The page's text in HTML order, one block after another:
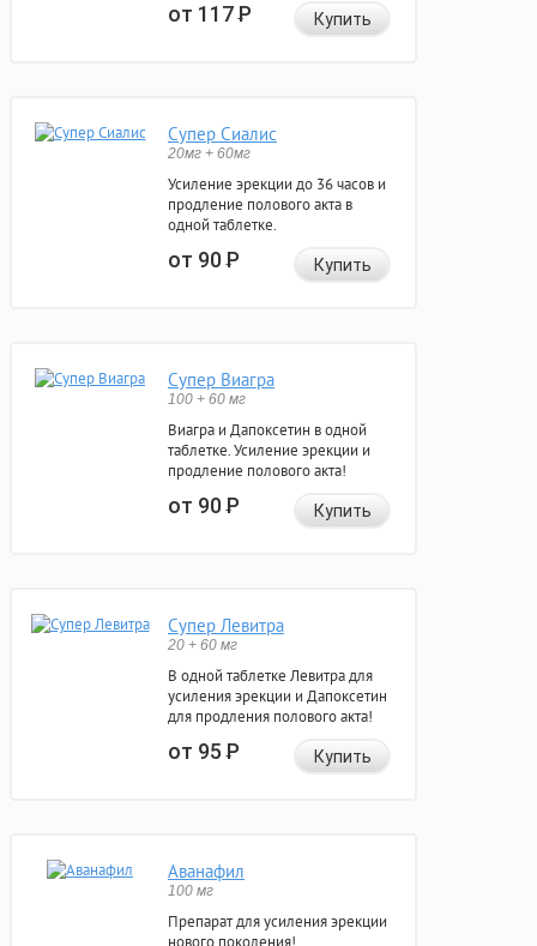
от 117Р Купить
Супер Сиалис
20мг + 60мг
Усиление эрекции до 36 часов и
продление полового акта в
одной таблетке.
от 90Р Купить
Супер Виагра
100 + 60 мг
Виагра и Дапоксетин в одной
таблетке. Усиление эрекции и
продление полового акта!
от 90Р Купить
Супер Левитра
20 + 60 мг
В одной таблетке Левитра для
усиления эрекции и Дапоксетин
для продления полового акта!
от 95Р Купить
Аванафил
100 мг
Препарат для усиления эрекции